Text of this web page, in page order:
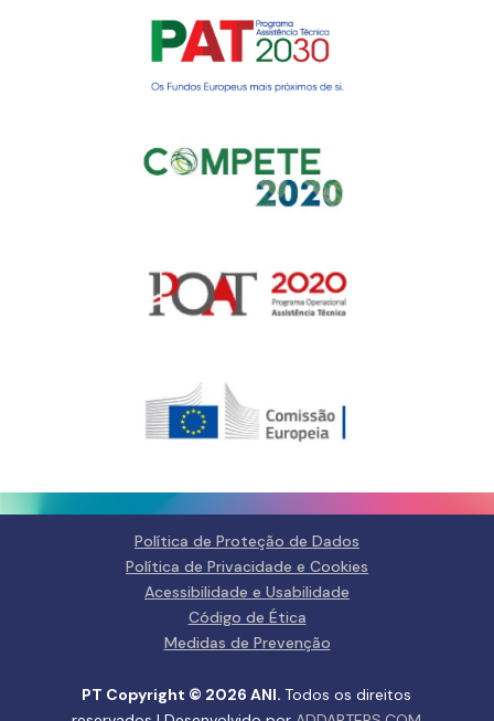
Gerir o Consentimento de
Para fornecer as melhores experiências, usamos tecnologias como
cookies para armazenar e/ou aceder a informações do dispositivo.
Consentir com essas tecnologias nos permitirá processar dados, como
comportamento de navegação ou IDs exclusivos neste site. Não consentir
Aceitar
Negar
Política de Proteção de Dados
Política de Privacidade e Cookies
Acessibilidade e Usabilidade
Código de Ética
Medidas de Prevenção
PT Copyright © 2026 ANI. Todos os direitos